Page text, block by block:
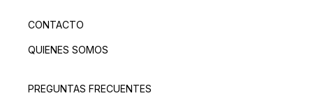
CONTACTO
QUIENES SOMOS
PREGUNTAS FRECUENTES